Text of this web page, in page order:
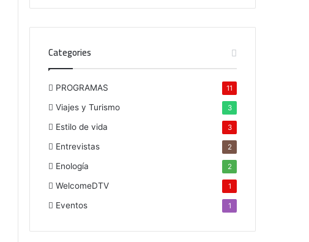
Categories
PROGRAMAS 11
Viajes y Turismo 3
Estilo de vida 3
Entrevistas 2
Enología 2
WelcomeDTV 1
Eventos 1